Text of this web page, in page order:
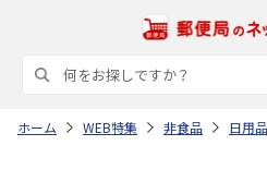
ホーム WEB特集 非食品 日用